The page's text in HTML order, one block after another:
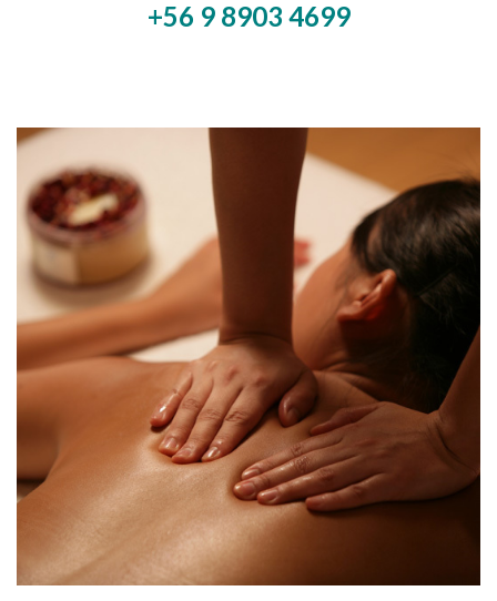
+56 9 8903 4699